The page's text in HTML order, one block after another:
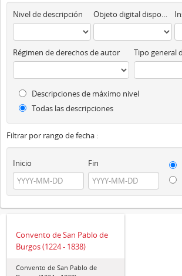
Nivel de descripción Objeto digital disponibles
Régimen de derechos de autor Tipo general
Descripciones de máximo nivel
Todas las descripciones
Filtrar por rango de fecha :
Inicio Fin
Convento de San Pablo de
Burgos (1224 - 1838)
Convento de San Pablo de